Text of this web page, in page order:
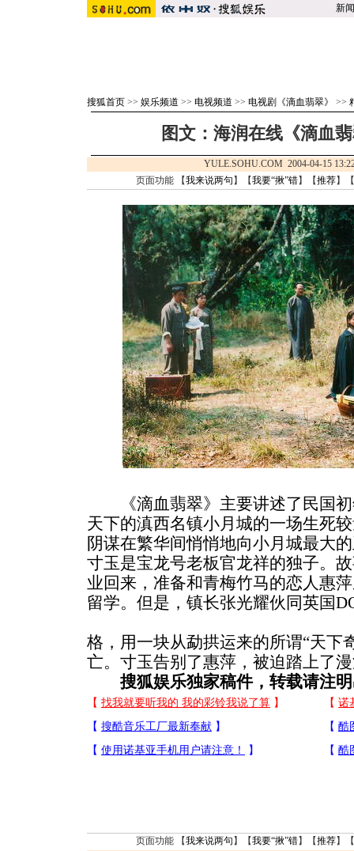
新闻
搜狐首页 >> 娱乐频道 >> 电视频道 >> 电视剧《滴血翡翠》 >>
图文：海润在线《滴血
YULE.SOHU.COM 2004-04-15
页面功能 【我来说两句 】【我要“揪”错】【推荐】
《滴血翡翠》主要讲述了民国初
天下的滇西名镇小月城的一场生死
阴谋在繁华间悄悄地向小月城最大
寸玉是宝龙号老板官龙祥的独子。
业回来，准备和青梅竹马的恋人惠
留学。但是，镇长张光耀伙同英国
格，用一块从勐拱运来的所谓“天下
亡。寸玉告别了惠萍，被迫踏上了
搜狐娱乐独家稿件，转载请注明
页面功能 【我来说两句 】【我要“揪”错】【推荐】